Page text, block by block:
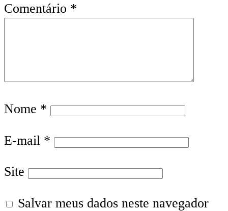
Comentário *
Nome *
E-mail *
Site
Salvar meus dados neste navegador